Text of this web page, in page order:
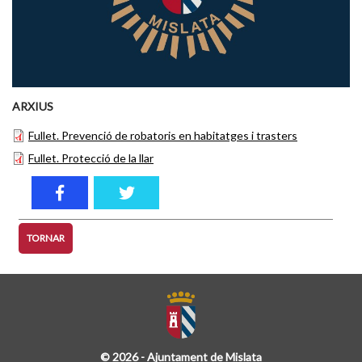
ARXIUS
Fullet. Prevenció de robatoris en habitatges i trasters
Fullet. Protecció de la llar
TORNAR
© 2026 - Ajuntament de Mislata